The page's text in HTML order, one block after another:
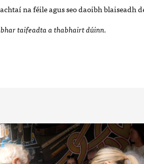
na féile agus seo daoibh blaiseadh
taifeadta a thabhairt dúinn.